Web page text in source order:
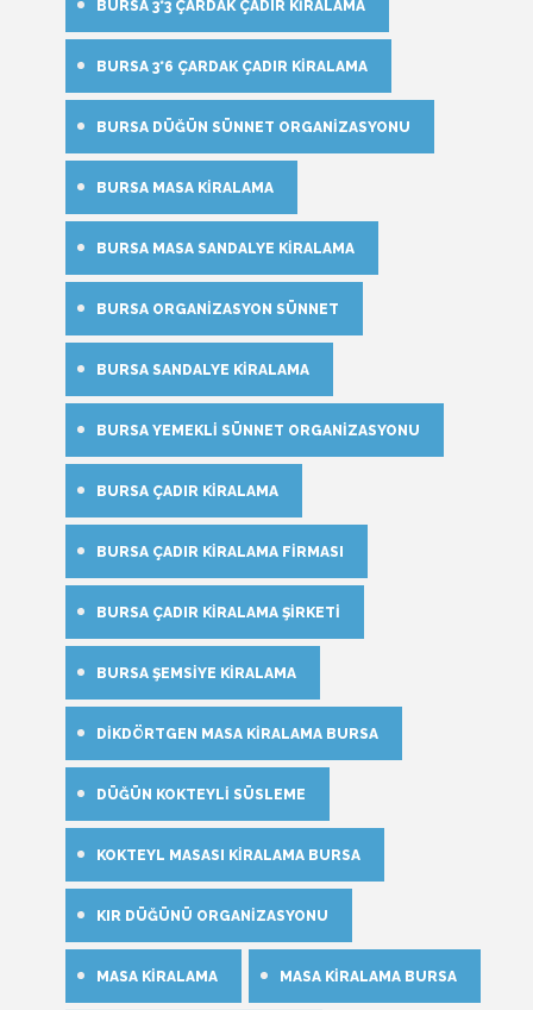
BURSA 3*3 ÇARDAK ÇADIR KIRALAMA
BURSA 3*6 ÇARDAK ÇADIR KIRALAMA
BURSA DÜĞÜN SÜNNET ORGANIZASYONU
BURSA MASA KIRALAMA
BURSA MASA SANDALYE KIRALAMA
BURSA ORGANIZASYON SÜNNET
BURSA SANDALYE KIRALAMA
BURSA YEMEKLI SÜNNET ORGANIZASYONU
BURSA ÇADIR KIRALAMA
BURSA ÇADIR KIRALAMA FIRMASI
BURSA ÇADIR KIRALAMA ŞIRKETI
BURSA ŞEMSIYE KIRALAMA
DIKDÖRTGEN MASA KIRALAMA BURSA
DÜĞÜN KOKTEYLI SÜSLEME
KOKTEYL MASASI KIRALAMA BURSA
KIR DÜĞÜNÜ ORGANIZASYONU
MASA KIRALAMA MASA KIRALAMA BURSA